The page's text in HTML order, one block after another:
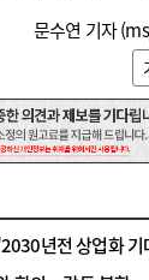
문수연 기자 (
년전 상업화